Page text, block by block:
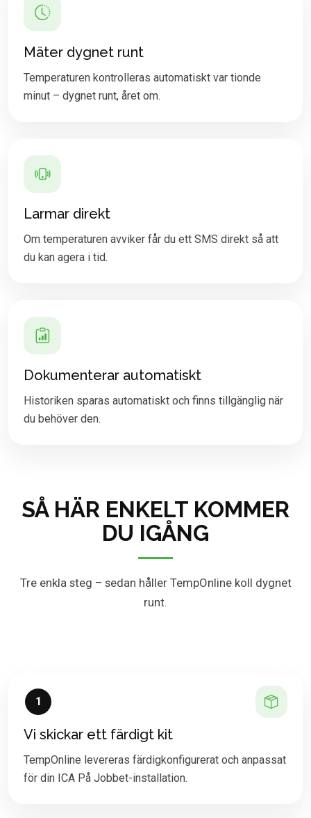
Mäter dygnet runt
Temperaturen kontrolleras automatiskt var tionde
minut – dygnet runt, året om.
Larmar direkt
Om temperaturen avviker får du ett SMS direkt så att
du kan agera i tid.
Dokumenterar automatiskt
Historiken sparas automatiskt och finns tillgänglig när
du behöver den.
SÅ HÄR ENKELT KOMMER
DU IGÅNG
Tre enkla steg – sedan håller TempOnline koll dygnet
runt.
1
Vi skickar ett färdigt kit
TempOnline levereras färdigkonfigurerat och anpassat
för din ICA På Jobbet-installation.